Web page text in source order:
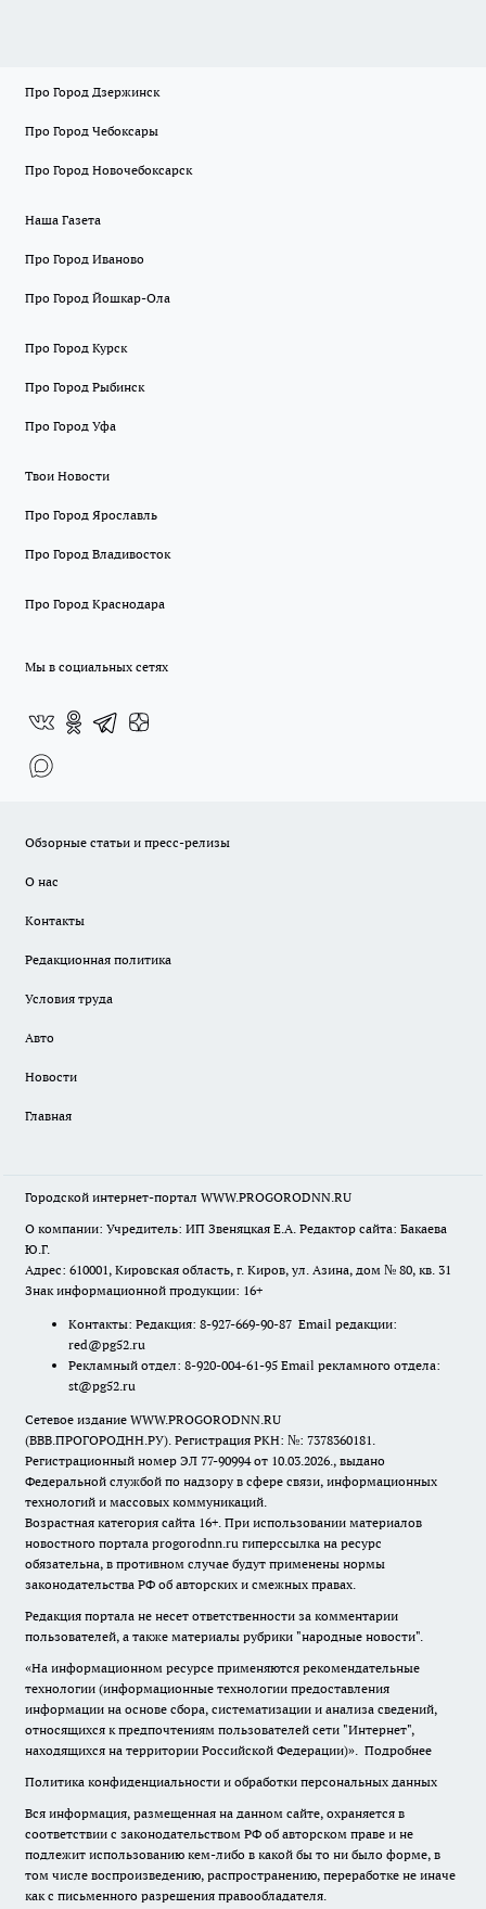
Про Город Дзержинск
Про Город Чебоксары
Про Город Новочебоксарск
Наша Газета
Про Город Иваново
Про Город Йошкар-Ола
Про Город Курск
Про Город Рыбинск
Про Город Уфа
Твои Новости
Про Город Ярославль
Про Город Владивосток
Про Город Краснодара
Мы в социальных сетях
Обзорные статьи и пресс-релизы
О нас
Контакты
Редакционная политика
Условия труда
Авто
Новости
Главная
Городской интернет-портал WWW.PROGORODNN.RU
О компании: Учредитель: ИП Звеняцкая Е.А. Редактор сайта: Бакаева
Ю.Г.
Адрес: 610001, Кировская область, г. Киров, ул. Азина, дом № 80, кв. 31
Знак информационной продукции: 16+
Контакты: Редакция: 8-927-669-90-87 Email редакции:
red@pg52.ru
Рекламный отдел: 8-920-004-61-95 Email рекламного отдела:
st@pg52.ru
Сетевое издание WWW.PROGORODNN.RU
(ВВВ.ПРОГОРОДНН.РУ). Регистрация РКН: №: 7378360181.
Регистрационный номер ЭЛ 77-90994 от 10.03.2026., выдано
Федеральной службой по надзору в сфере связи, информационных
технологий и массовых коммуникаций.
Возрастная категория сайта 16+. При использовании материалов
новостного портала progorodnn.ru гиперссылка на ресурс
обязательна, в противном случае будут применены нормы
законодательства РФ об авторских и смежных правах.
Редакция портала не несет ответственности за комментарии
пользователей, а также материалы рубрики "народные новости".
«На информационном ресурсе применяются рекомендательные
технологии (информационные технологии предоставления
информации на основе сбора, систематизации и анализа сведений,
относящихся к предпочтениям пользователей сети "Интернет",
находящихся на территории Российской Федерации)». Подробнее
Политика конфиденциальности и обработки персональных данных
Вся информация, размещенная на данном сайте, охраняется в
соответствии с законодательством РФ об авторском праве и не
подлежит использованию кем-либо в какой бы то ни было форме, в
том числе воспроизведению, распространению, переработке не иначе
как с письменного разрешения правообладателя.